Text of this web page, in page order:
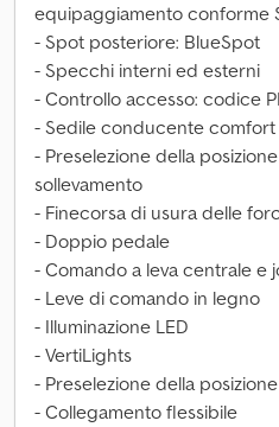
equipaggiamento conforme
- Spot posteriore: BlueSpot
- Specchi interni ed esterni
- Controllo accesso: codice
- Sedile conducente comfort
- Preselezione della
sollevamento
- Finecorsa di usura delle
- Doppio pedale
- Comando a leva centrale e
- Leve di comando in legno
- Illuminazione LED
- VertiLights
- Preselezione della
- Collegamento flessibile